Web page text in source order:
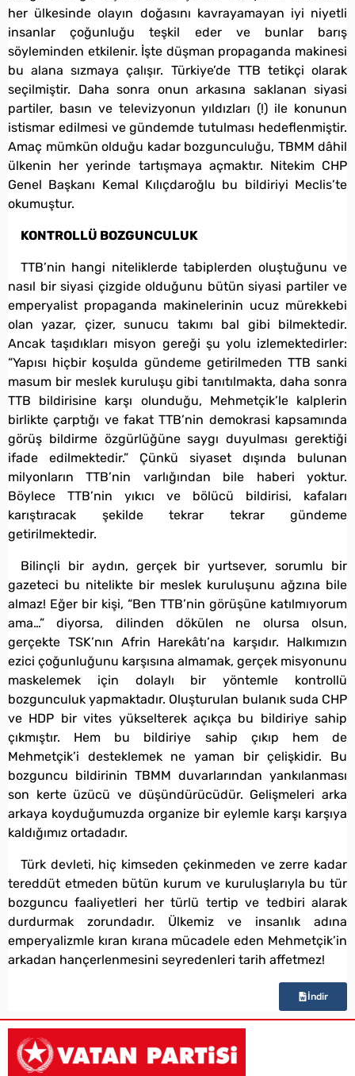
her ülkesinde olayın doğasını kavrayamayan iyi niyetli
insanlar çoğunluğu teşkil eder ve bunlar barış
söyleminden etkilenir. İşte düşman propaganda makinesi
bu alana sızmaya çalışır. Türkiye’de TTB tetikçi olarak
seçilmiştir. Daha sonra onun arkasına saklanan siyasi
partiler, basın ve televizyonun yıldızları (!) ile konunun
istismar edilmesi ve gündemde tutulması hedeflenmiştir.
Amaç mümkün olduğu kadar bozgunculuğu, TBMM dâhil
ülkenin her yerinde tartışmaya açmaktır. Nitekim CHP
Genel Başkanı Kemal Kılıçdaroğlu bu bildiriyi Meclis’te
okumuştur.
KONTROLLÜ BOZGUNCULUK
TTB’nin hangi niteliklerde tabiplerden oluştuğunu ve
nasıl bir siyasi çizgide olduğunu bütün siyasi partiler ve
emperyalist propaganda makinelerinin ucuz mürekkebi
olan yazar, çizer, sunucu takımı bal gibi bilmektedir.
Ancak taşıdıkları misyon gereği şu yolu izlemektedirler:
“Yapısı hiçbir koşulda gündeme getirilmeden TTB sanki
masum bir meslek kuruluşu gibi tanıtılmakta, daha sonra
TTB bildirisine karşı olunduğu, Mehmetçik’le kalplerin
birlikte çarptığı ve fakat TTB’nin demokrasi kapsamında
görüş bildirme özgürlüğüne saygı duyulması gerektiği
ifade edilmektedir.” Çünkü siyaset dışında bulunan
milyonların TTB’nin varlığından bile haberi yoktur.
Böylece TTB’nin yıkıcı ve bölücü bildirisi, kafaları
karıştıracak şekilde tekrar tekrar gündeme
getirilmektedir.
Bilinçli bir aydın, gerçek bir yurtsever, sorumlu bir
gazeteci bu nitelikte bir meslek kuruluşunu ağzına bile
almaz! Eğer bir kişi, “Ben TTB’nin görüşüne katılmıyorum
ama…” diyorsa, dilinden dökülen ne olursa olsun,
gerçekte TSK’nın Afrin Harekâtı’na karşıdır. Halkımızın
ezici çoğunluğunu karşısına almamak, gerçek misyonunu
maskelemek için dolaylı bir yöntemle kontrollü
bozgunculuk yapmaktadır. Oluşturulan bulanık suda CHP
ve HDP bir vites yükselterek açıkça bu bildiriye sahip
çıkmıştır. Hem bu bildiriye sahip çıkıp hem de
Mehmetçik’i desteklemek ne yaman bir çelişkidir. Bu
bozguncu bildirinin TBMM duvarlarından yankılanması
son kerte üzücü ve düşündürücüdür. Gelişmeleri arka
arkaya koyduğumuzda organize bir eylemle karşı karşıya
kaldığımız ortadadır.
Türk devleti, hiç kimseden çekinmeden ve zerre kadar
tereddüt etmeden bütün kurum ve kuruluşlarıyla bu tür
bozguncu faaliyetleri her türlü tertip ve tedbiri alarak
durdurmak zorundadır. Ülkemiz ve insanlık adına
emperyalizmle kıran kırana mücadele eden Mehmetçik’in
arkadan hançerlenmesini seyredenleri tarih affetmez!
İndir